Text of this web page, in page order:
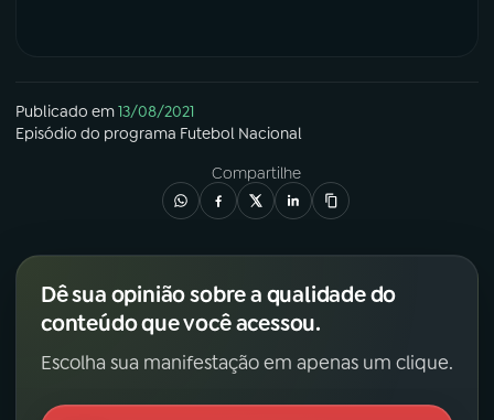
Publicado em13/08/2021
Episódio do programa Futebol Nacional
Compartilhe
Dê sua opinião sobre a qualidade do
conteúdo que você acessou.
Escolha sua manifestação em apenas um clique.